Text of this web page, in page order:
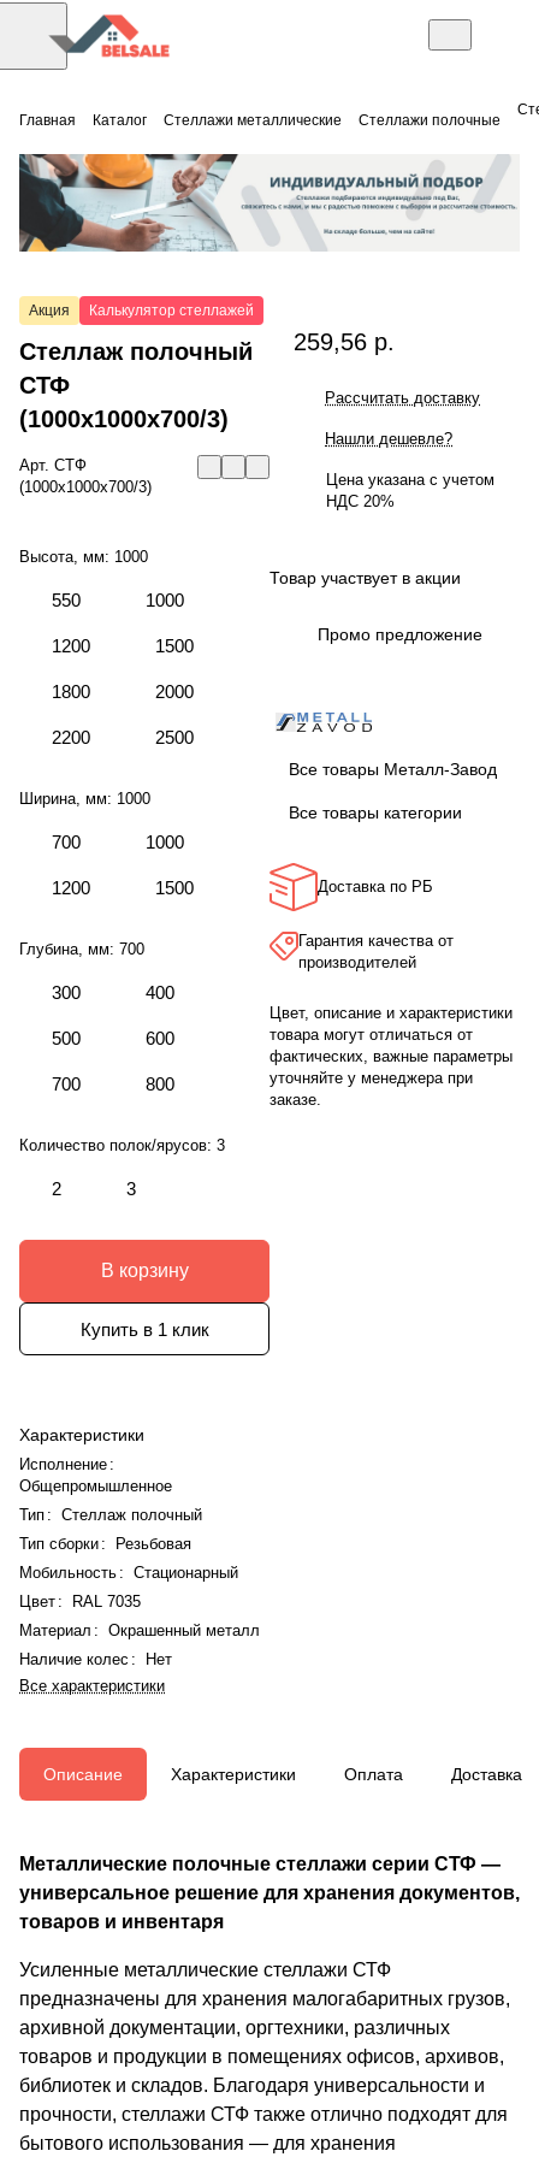
Главная Каталог Стеллажи металлические Стеллажи полочные
Акция Калькулятор стеллажей
Стеллаж полочный
СТФ
(1000x1000x700/3)
Арт. СТФ
(1000x1000x700/3)
Высота, мм: 1000
550 1000
1200 1500
1800 2000
2200 2500
Ширина, мм: 1000
700 1000
1200 1500
Глубина, мм: 700
300 400
500 600
700 800
Количество полок/ярусов: 3
2 3
В корзину
Купить в 1 клик
Характеристики
Исполнение :
Общепромышленное
Тип : Стеллаж полочный
Тип сборки:
Резьбовая
Мобильность : Стационарный
Цвет :
RAL 7035
Материал : Окрашенный металл
Наличие колес :
Нет
Все характеристики
259,56 р.
Рассчитать доставку
Нашли дешевле?
Цена указана с учетом
НДС 20%
Товар участвует в акции
Промо предложение
Все товары Металл-Завод
Все товары категории
Доставка по РБ
Гарантия качества от
производителей
Цвет, описание и характеристики
товара могут отличаться от
фактических, важные параметры
уточняйте у менеджера при
заказе.
Описание Характеристики Оплата Доставка
Металлические полочные стеллажи серии СТФ —
универсальное решение для хранения документов,
товаров и инвентаря
Усиленные металлические стеллажи СТФ
предназначены для хранения малогабаритных грузов,
архивной документации, оргтехники, различных
товаров и продукции в помещениях офисов, архивов,
библиотек и складов. Благодаря универсальности и
прочности, стеллажи СТФ также отлично подходят для
бытового использования — для хранения